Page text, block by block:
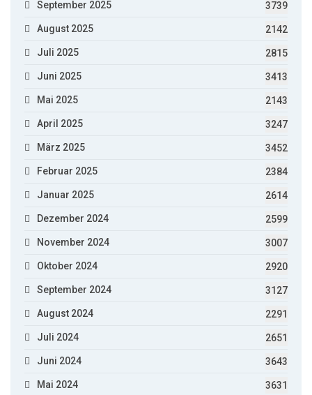
September 2025 3739
August 2025 2142
Juli 2025 2815
Juni 2025 3413
Mai 2025 2143
April 2025 3247
März 2025 3452
Februar 2025 2384
Januar 2025 2614
Dezember 2024 2599
November 2024 3007
Oktober 2024 2920
September 2024 3127
August 2024 2291
Juli 2024 2651
Juni 2024 3643
Mai 2024 3631